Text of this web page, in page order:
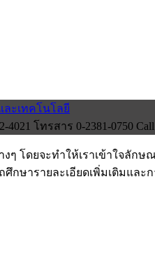
ะเทคโนโลยี
โทรสาร 0-2381-0750 Call
โดยจะทำให้เราเข้าใจลักษ
กษารายละเอียดเพิ่มเติมแล